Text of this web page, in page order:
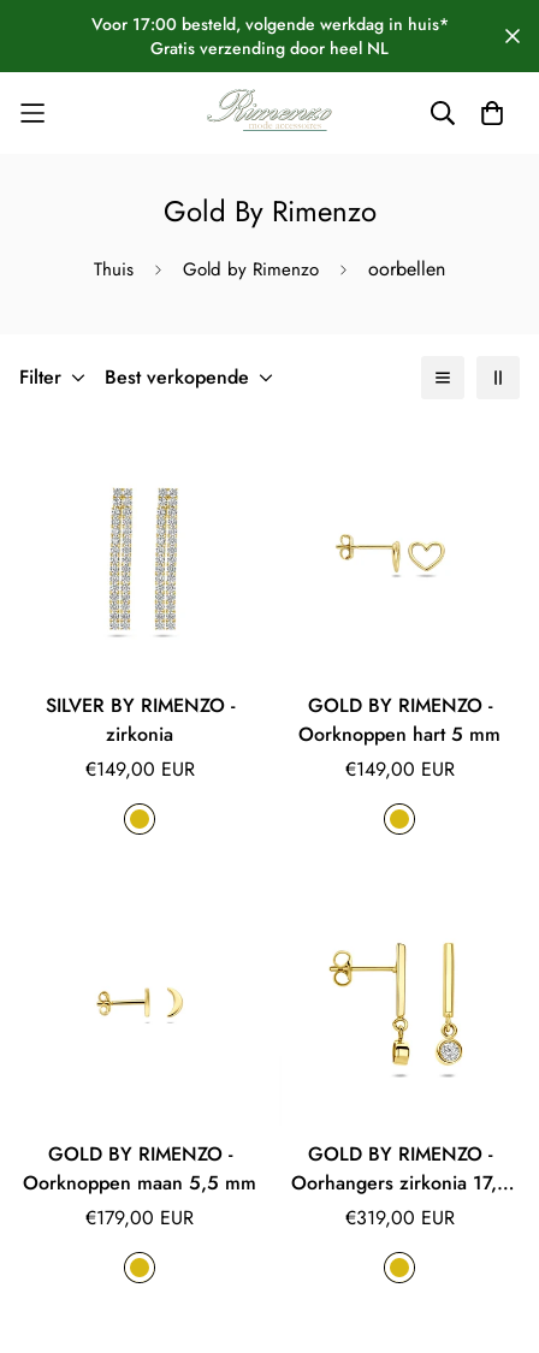
Voor 17:00 besteld, volgende werkdag in huis*
Gratis verzending door heel NL
Gold By Rimenzo
Thuis Gold by Rimenzo oorbellen
Filter Best verkopende
SILVER BY RIMENZO -
zirkonia
Normale
€149,00 EUR
GOLD BY RIMENZO -
Oorknoppen hart 5 mm
Normale
€149,00 EUR
GOLD BY RIMENZO -
Oorknoppen maan 5,5 mm
Normale
€179,00 EUR
GOLD BY RIMENZO -
Oorhangers zirkonia 17,5
mm
Normale
€319,00 EUR